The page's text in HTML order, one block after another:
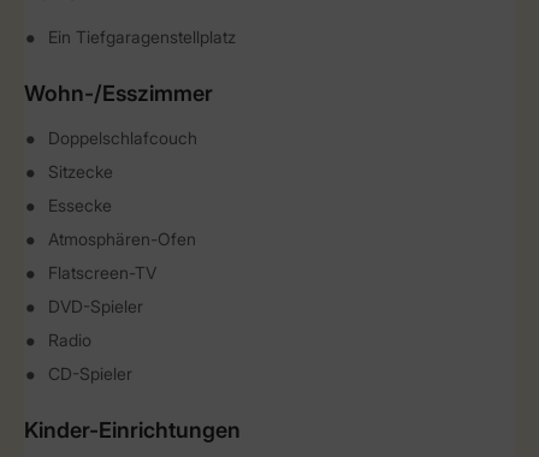
Ein Tiefgaragenstellplatz
Wohn-/Esszimmer
Doppelschlafcouch
Sitzecke
Essecke
Atmosphären-Ofen
Flatscreen-TV
DVD-Spieler
Radio
CD-Spieler
Kinder-Einrichtungen